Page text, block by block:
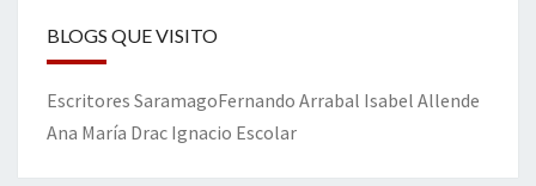
BLOGS QUE VISITO
Escritores SaramagoFernando Arrabal Isabel Allende
Ana María Drac Ignacio Escolar